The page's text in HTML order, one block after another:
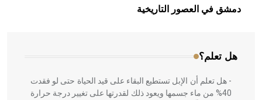
دمشق في العصور التاريخية
هل تعلم؟
بالعمارة الإسلامية في بلاد الشام ومصر خاصة، حيث يحرص
المعمار على بناء مداميكه وخاصة في الواجهات
- هل تعلم أن الإبل تستطيع البقاء على قيد الحياة حتى لو فقدت
40% من ماء جسمها ويعود ذلك لقدرتها على تغيير درجة حرارة